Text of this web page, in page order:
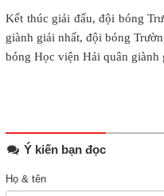
Kết thúc giải đấu, đội bóng
giành giải nhất, đội bóng
bóng Học viện Hải quân giành
Ý kiến bạn đọc
Họ & tên